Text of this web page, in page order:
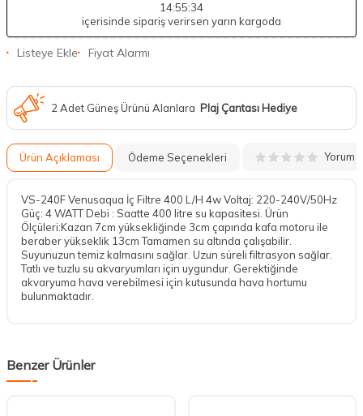
14:55:33
içerisinde sipariş verirsen yarın kargoda
Listeye Ekle Fiyat Alarmı
2 Adet Güneş Ürünü Alanlara Plaj Çantası Hediye
Ürün Açıklaması Ödeme Seçenekleri Yorum
VS-240F Venusaqua İç Filtre 400 L/H 4w Voltaj: 220-240V/50Hz
Güç: 4 WATT Debi : Saatte 400 litre su kapasitesi. Ürün
Ölçüleri:Kazan 7cm yüksekliğinde 3cm çapında kafa motoru ile
beraber yükseklik 13cm Tamamen su altında çalışabilir.
Suyunuzun temiz kalmasını sağlar. Uzun süreli filtrasyon sağlar.
Tatlı ve tuzlu su akvaryumları için uygundur. Gerektiğinde
akvaryuma hava verebilmesi için kutusunda hava hortumu
bulunmaktadır.
Benzer Ürünler